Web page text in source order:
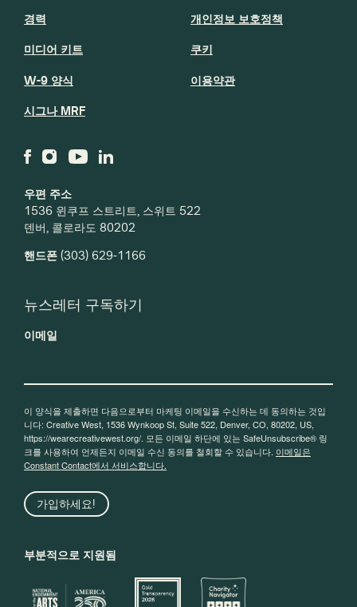
우편 주소
1536 윈쿠프 스트리트, 스위트 522
덴버, 콜로라도 80202
핸드폰 (303) 629-1166
경력
미디어 키트
W-9 양식
시그나 MRF
개인정보 보호정책
쿠키
이용약관
뉴스레터 구독하기
이메일
이 양식을 제출하면 다음으로부터 마케팅 이메일을 수신하는 데 동의하는 것입
니다: Creative West, 1536 Wynkoop St, Suite 522, Denver, CO, 80202, US,
https://wearecreativewest.org/. 모든 이메일 하단에 있는 SafeUnsubscribe® 링
크를 사용하여 언제든지 이메일 수신 동의를 철회할 수 있습니다. 이메일은
Constant Contact에서 서비스합니다.
가입하세요!
부분적으로 지원됨